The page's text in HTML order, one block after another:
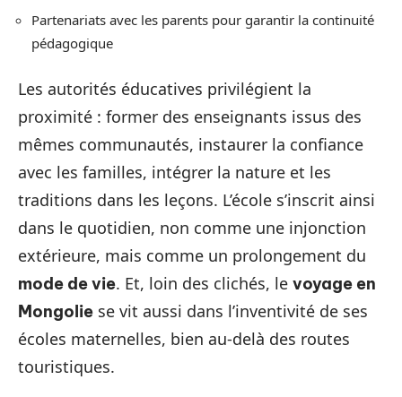
Partenariats avec les parents pour garantir la continuité
pédagogique
Les autorités éducatives privilégient la
proximité : former des enseignants issus des
mêmes communautés, instaurer la confiance
avec les familles, intégrer la nature et les
traditions dans les leçons. L’école s’inscrit ainsi
dans le quotidien, non comme une injonction
extérieure, mais comme un prolongement du
mode de vie. Et, loin des clichés, le voyage en
Mongolie se vit aussi dans l’inventivité de ses
écoles maternelles, bien au-delà des routes
touristiques.